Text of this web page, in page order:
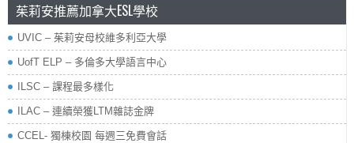
茱莉安推薦加拿大ESL學校
UVIC – 茱莉安母校維多利亞大學
UofT ELP – 多倫多大學語言中心
ILSC – 課程最多樣化
ILAC – 連續榮獲LTM雜誌金牌
CCEL- 獨棟校園 每週三免費會話